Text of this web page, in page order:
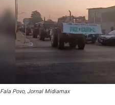
Fala Povo, Jornal Midiamax